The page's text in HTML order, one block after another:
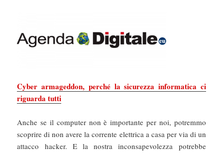
Cyber armageddon, perché la sicurezza informatica ci
riguarda tutti
Anche se il computer non è importante per noi, potremmo
scoprire di non avere la corrente elettrica a casa per via di un
attacco hacker. E la nostra inconsapevolezza potrebbe